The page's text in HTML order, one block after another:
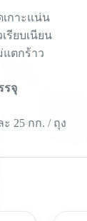
เกาะแน่น
เรียบเนียน
แตกร้าว
รจุ
ะ 25 กก. / ถุง